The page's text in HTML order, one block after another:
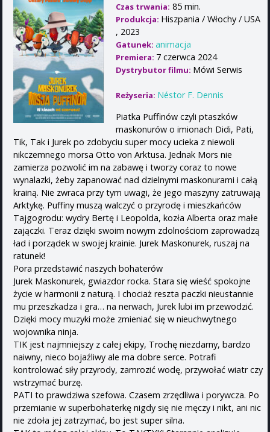
Czas trwania: 85 min.
Produkcja: Hiszpania / Włochy / USA
, 2023
Gatunek: animacja
Premiera: 7 czerwca 2024
Dystrybutor filmu: Mówi Serwis
Reżyseria: Néstor F. Dennis
Piatka Puffinów czyli ptaszków
maskonurów o imionach Didi, Pati,
Tik, Tak i Jurek po zdobyciu super mocy ucieka z niewoli
nikczemnego morsa Otto von Arktusa. Jednak Mors nie
zamierza pozwolić im na zabawę i tworzy coraz to nowe
wynalazki, żeby zapanować nad dzielnymi maskonurami i całą
krainą. Nie zwraca przy tym uwagi, że jego maszyny zatruwają
Arktykę. Puffiny muszą walczyć o przyrodę i mieszkańców
Tajgogrodu: wydry Bertę i Leopolda, kozła Alberta oraz małe
zajączki. Teraz dzięki swoim nowym zdolnościom zaprowadzą
ład i porządek w swojej krainie. Jurek Maskonurek, ruszaj na
ratunek!
Pora przedstawić naszych bohaterów
Jurek Maskonurek, gwiazdor rocka. Stara się wieść spokojne
życie w harmonii z naturą. I chociaż reszta paczki nieustannie
mu przeszkadza i gra… na nerwach, Jurek lubi im przewodzić.
Dzięki mocy muzyki może zmieniać się w nieuchwytnego
wojownika ninja.
TIK jest najmniejszy z całej ekipy, Trochę niezdarny, bardzo
naiwny, nieco bojaźliwy ale ma dobre serce. Potrafi
kontrolować siły przyrody, zamrozić wodę, przywołać wiatr czy
wstrzymać burzę.
PATI to prawdziwa szefowa. Czasem zrzędliwa i porywcza. Po
przemianie w superbohaterkę nigdy się nie męczy i nikt, ani nic
nie zdoła jej zatrzymać, bo jest super silna.